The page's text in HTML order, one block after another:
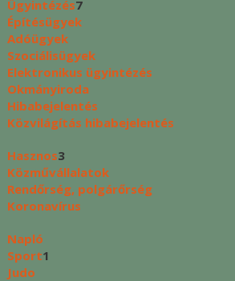
Ügyintézés7
Építésügyek
Adóügyek
Szociálisügyek
Elektronikus ügyintézés
Okmányiroda
Hibabejelentés
Közvilágítás hibabejelentés
Hasznos3
Közművállalatok
Rendőrség, polgárőrség
Koronavírus
Napló
Sport1
Judo